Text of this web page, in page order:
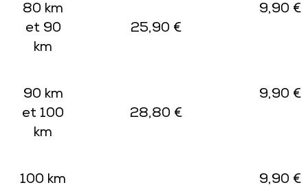
80 km
et 90
km
25,90 €
9,90 €
90 km
et 100
km
28,80 €
9,90 €
100 km
9,90 €